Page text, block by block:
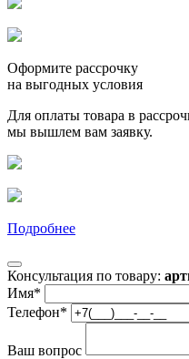
Оформите рассрочку
на выгодных условия
Для оплаты товара в
мы вышлем вам заявку.
Подробнее
Консультация по товару:
Имя*
Телефон*
Ваш вопрос